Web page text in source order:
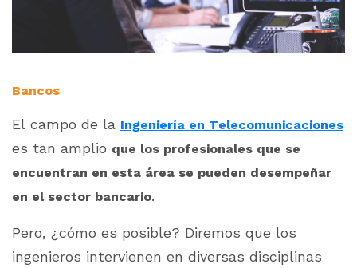
Bancos
El campo de la Ingeniería en Telecomunicaciones
es tan amplio que los profesionales que se
encuentran en esta área se pueden desempeñar
en el sector bancario.
Pero, ¿cómo es posible? Diremos que los
ingenieros intervienen en diversas disciplinas